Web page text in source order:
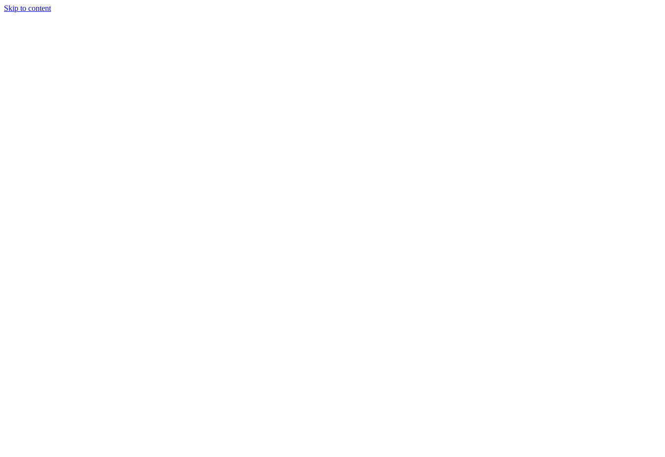
Skip to content